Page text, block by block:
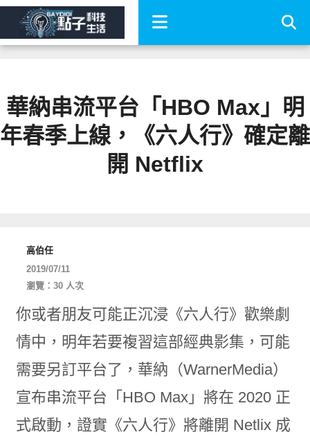
華納串流平台「HBO Max」明
年春季上線，《六人行》確定離
開 Netflix
高伯任
2019/07/11
瀏覽：30 人次
你或者朋友可能正沉浸《六人行》歡樂劇
情中，明年若要複習這部經典影集，可能
需要另訂平台了，華納（WarnerMedia）
宣布串流平台「HBO Max」將在 2020 正
式啟動，證實《六人行》將離開 Netlix 成